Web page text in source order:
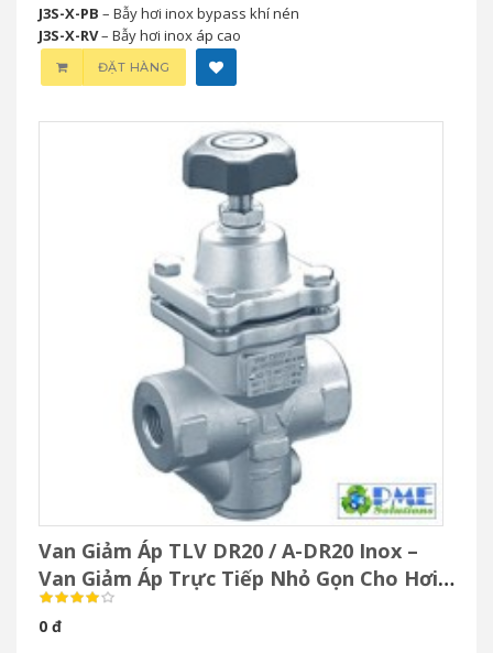
J3S-X-PB – Bẫy hơi inox bypass khí nén
J3S-X-RV– Bẫy hơi inox áp cao
ĐẶT HÀNG
Van Giảm Áp TLV DR20 / A-DR20 Inox –
Van Giảm Áp Trực Tiếp Nhỏ Gọn Cho Hơi
& Khí Nén
0 đ